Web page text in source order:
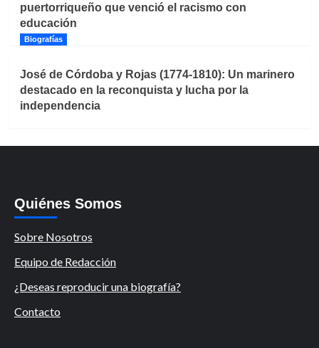
puertorriqueño que venció el racismo con
educación
Biografías
José de Córdoba y Rojas (1774-1810): Un marinero
destacado en la reconquista y lucha por la
independencia
Quiénes Somos
Sobre Nosotros
Equipo de Redacción
¿Deseas reproducir una biografía?
Contacto